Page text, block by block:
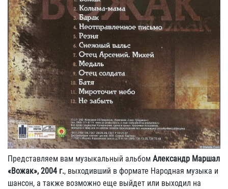
Представляем вам музыкальный альбом Александр Маршал
«Вожак», 2004 г., выходивший в формате Народная музыка и
шансон, а также возможно еще выйдет или выходил на